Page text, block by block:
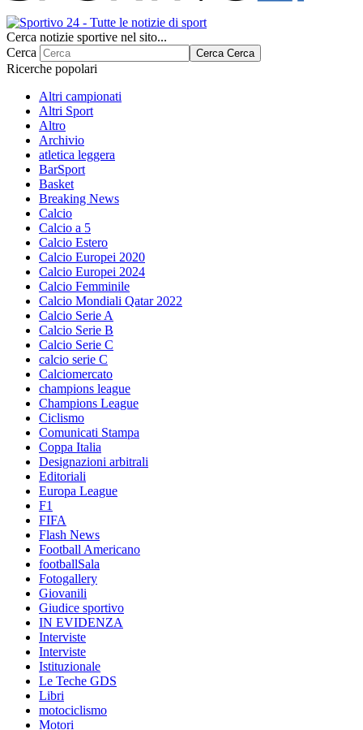
Cerca notizie sportive nel sito...
Cerca
Cerca Cerca
Ricerche popolari
Altri campionati
Altri Sport
Altro
Archivio
atletica leggera
BarSport
Basket
Breaking News
Calcio
Calcio a 5
Calcio Estero
Calcio Europei 2020
Calcio Europei 2024
Calcio Femminile
Calcio Mondiali Qatar 2022
Calcio Serie A
Calcio Serie B
Calcio Serie C
calcio serie C
Calciomercato
champions league
Champions League
Ciclismo
Comunicati Stampa
Coppa Italia
Designazioni arbitrali
Editoriali
Europa League
F1
FIFA
Flash News
Football Americano
footballSala
Fotogallery
Giovanili
Giudice sportivo
IN EVIDENZA
Interviste
Interviste
Istituzionale
Le Teche GDS
Libri
motociclismo
Motori